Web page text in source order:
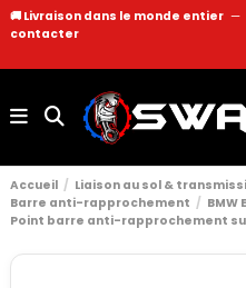
🚚 Livraison dans le monde entier —
contacter
Accueil Liaison au sol &
Barre anti-rapprochement
BMW
Point barre anti-rapprochement